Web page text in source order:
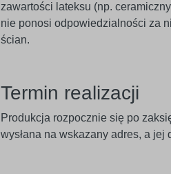
zawartości lateksu (np.
nie ponosi odpowiedzialności za
ścian.
Termin realizacji
Produkcja rozpocznie się po
wysłana na wskazany adres, a